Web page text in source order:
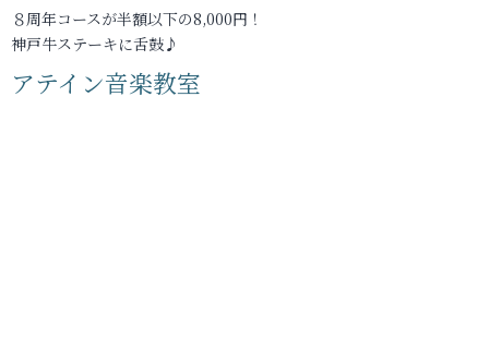
８周年コースが半額以下の8,000円！
神戸牛ステーキに舌鼓♪
アテイン音楽教室